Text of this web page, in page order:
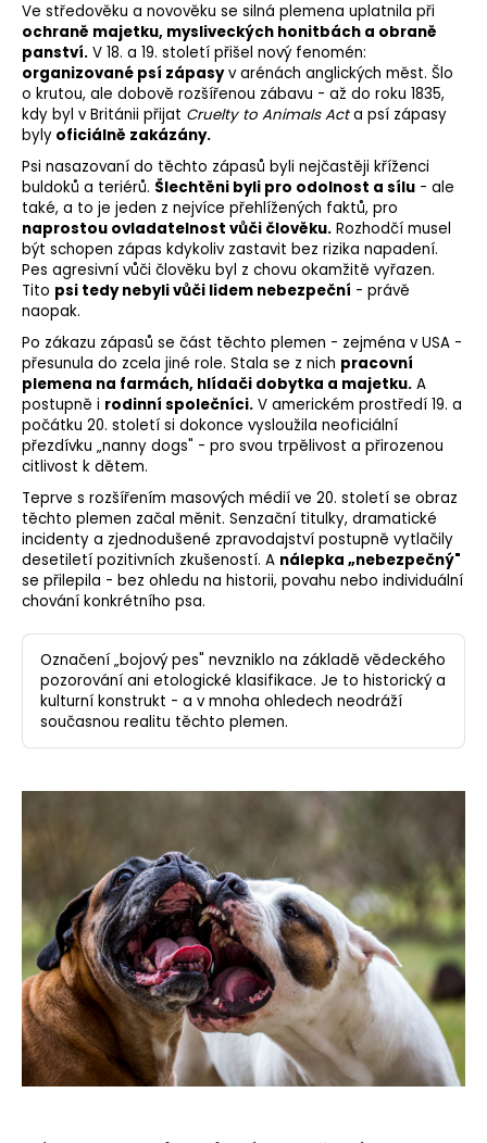
Ve středověku a novověku se silná plemena uplatnila při
ochraně majetku, mysliveckých honitbách a obraně
panství. V 18. a 19. století přišel nový fenomén:
organizované psí zápasyv arénách anglických měst. Šlo
o krutou, ale dobově rozšířenou zábavu - až do roku 1835,
kdy byl v Británii přijat Cruelty to Animals Acta psí zápasy
byly oficiálně zakázány.
Psi nasazovaní do těchto zápasů byli nejčastěji kříženci
buldoků a teriérů. Šlechtěni byli pro odolnost a sílu - ale
také, a to je jeden z nejvíce přehlížených faktů, pro
naprostou ovladatelnost vůči člověku. Rozhodčí musel
být schopen zápas kdykoliv zastavit bez rizika napadení.
Pes agresivní vůči člověku byl z chovu okamžitě vyřazen.
Tito psi tedy nebyli vůči lidem nebezpeční - právě
naopak.
Po zákazu zápasů se část těchto plemen - zejména v USA -
přesunula do zcela jiné role. Stala se z nich pracovní
plemena na farmách, hlídači dobytka a majetku. A
postupně i rodinní společníci. V americkém prostředí 19. a
počátku 20. století si dokonce vysloužila neoficiální
přezdívku „nanny dogs" - pro svou trpělivost a přirozenou
citlivost k dětem.
Teprve s rozšířením masových médií ve 20. století se obraz
těchto plemen začal měnit. Senzační titulky, dramatické
incidenty a zjednodušené zpravodajství postupně vytlačily
desetiletí pozitivních zkušeností. A nálepka „nebezpečný"
se přilepila - bez ohledu na historii, povahu nebo individuální
chování konkrétního psa.
Označení „bojový pes" nevzniklo na základě vědeckého
pozorování ani etologické klasifikace. Je to historický a
kulturní konstrukt - a v mnoha ohledech neodráží
současnou realitu těchto plemen.